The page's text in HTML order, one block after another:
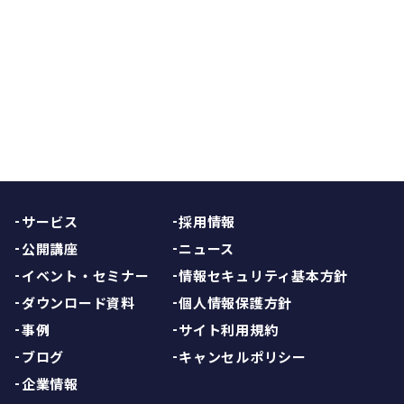
サービス
公開講座
イベント・セミナー
ダウンロード資料
事例
ブログ
企業情報
採用情報
ニュース
情報セキュリティ基本方針
個人情報保護方針
サイト利用規約
キャンセルポリシー